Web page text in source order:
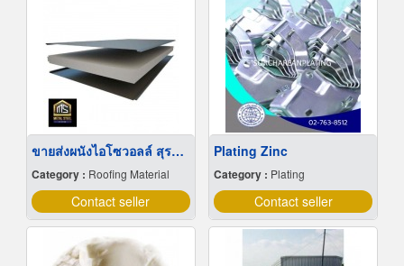
ขายส่งผนังไอโซวอลล์ สุราษฎร์ธานี
Category : Roofing Material
Contact seller
Plating Zinc
Category : Plating
Contact seller